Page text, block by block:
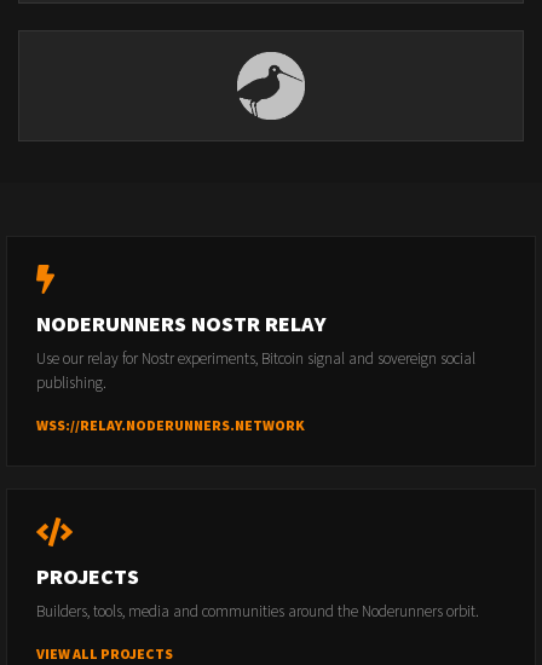
NODERUNNERS NOSTR RELAY
Use our relay for Nostr experiments, Bitcoin signal and sovereign social
publishing.
WSS://RELAY.NODERUNNERS.NETWORK
PROJECTS
Builders, tools, media and communities around the Noderunners orbit.
VIEW ALL PROJECTS